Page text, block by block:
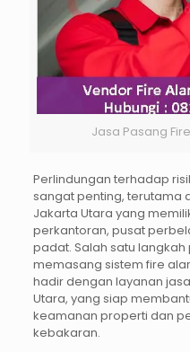
Jasa Pasang
Perlindungan terhadap
sangat penting, terutama
Jakarta Utara yang
perkantoran, pusat
padat. Salah satu
memasang sistem fire
hadir dengan layanan
Utara, yang siap
keamanan properti dan
kebakaran.